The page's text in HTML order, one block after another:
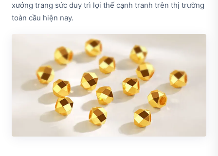
xưởng trang sức duy trì lợi thế cạnh tranh trên thị trường
toàn cầu hiện nay.